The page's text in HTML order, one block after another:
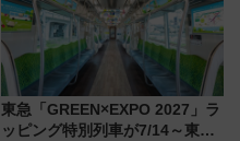
東急「GREEN×EXPO 2027」ラ
ッピング特別列車が7/14～東